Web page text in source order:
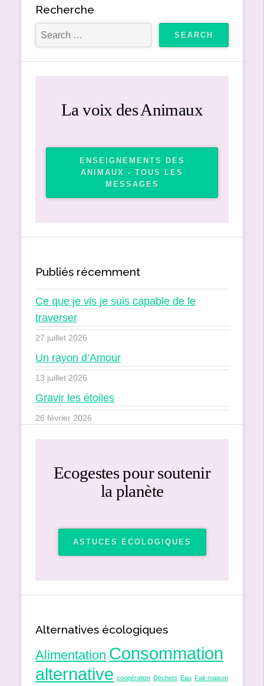
Recherche
La voix des Animaux
ENSEIGNEMENTS DES
ANIMAUX - TOUS LES
MESSAGES
Publiés récemment
Ce que je vis je suis capable de le
traverser
27 juillet 2026
Un rayon d’Amour
13 juillet 2026
Gravir les étoiles
26 février 2026
Ecogestes pour soutenir
la planète
ASTUCES ÉCOLOGIQUES
Alternatives écologiques
Alimentation Consommation
alternative coopération Déchets Eau Fait-maison